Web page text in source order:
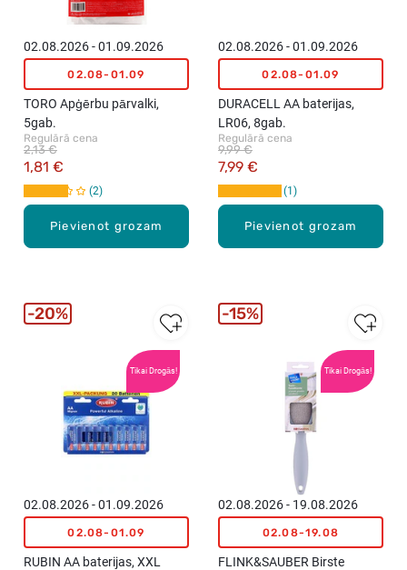
Pievienot grozam
02.08.2026 - 01.09.2026
02.08-01.09
TORO Apģērbu pārvalki,
5gab.
Regulārā cena
1,81 €
2,13 €
2
Pievienot grozam
02.08.2026 - 01.09.2026
02.08-01.09
DURACELL AA baterijas,
LR06, 8gab.
Regulārā cena
7,99 €
9,99 €
1
Tikai Drogās!
02.08.2026 - 01.09.2026
02.08-01.09
RUBIN AA baterijas, XXL
20%
Tikai Drogās!
02.08.2026 - 19.08.2026
02.08-19.08
FLINK&SAUBER Birste
15%